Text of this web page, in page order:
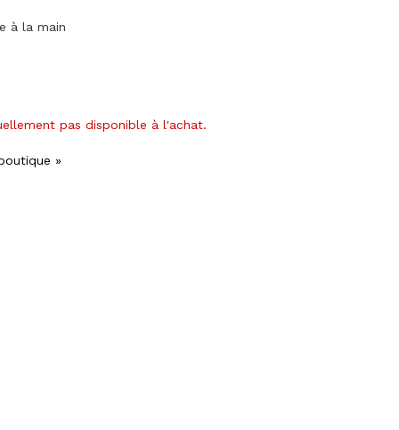
à la main
pas disponible à l'achat.
»